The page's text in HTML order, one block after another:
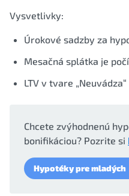
Vysvetlivky:
Úrokové sadzby za
Mesačná splátka je
LTV v tvare
Chcete zvýhodnenú
bonifikáciou? Pozrite si
Hypotéky pre mladých